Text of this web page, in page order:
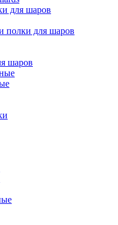
для шаров
полки для шаров
шаров